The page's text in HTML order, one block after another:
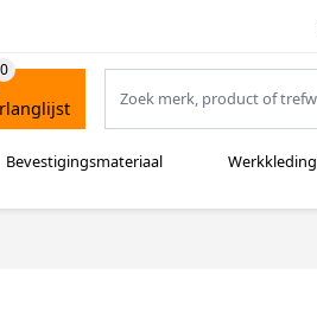
Bevestigingsmateriaal Werkkleding